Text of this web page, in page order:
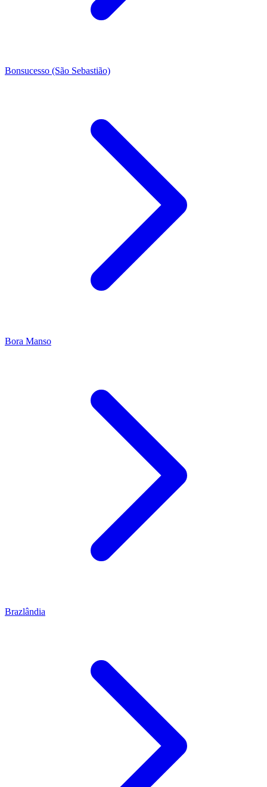
Bonsucesso (São Sebastião)
Bora Manso
Brazlândia